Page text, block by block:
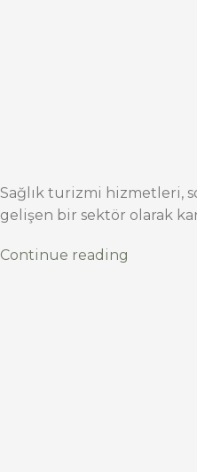
Sağlık turizmi hizmetleri,
gelişen bir sektör olarak
Continue reading